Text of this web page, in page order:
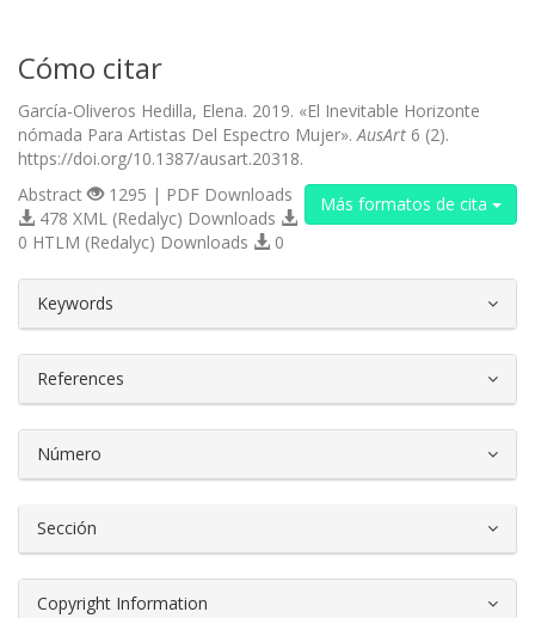
Cómo citar
García-Oliveros Hedilla, Elena. 2019. «El Inevitable Horizonte
nómada Para Artistas Del Espectro Mujer». AusArt 6 (2).
https://doi.org/10.1387/ausart.20318.
Más formatos de cita
Abstract
1295 | PDF Downloads
478 XML (Redalyc) Downloads
0 HTLM (Redalyc) Downloads
0
Keywords
References
Número
Sección
Copyright Information